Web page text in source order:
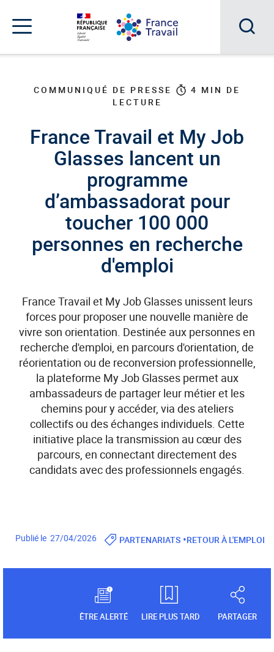
menu
contenu
pied
Menu
COMMUNIQUÉ DE PRESSE 4 MIN DE
LECTURE
France Travail et My Job
Glasses lancent un
programme
d’ambassadorat pour
toucher 100 000
personnes en recherche
d'emploi
France Travail et My Job Glasses unissent leurs
forces pour proposer une nouvelle manière de
vivre son orientation. Destinée aux personnes en
recherche d'emploi, en parcours d'orientation, de
réorientation ou de reconversion professionnelle,
la plateforme My Job Glasses permet aux
ambassadeurs de partager leur métier et les
chemins pour y accéder, via des ateliers
collectifs ou des échanges individuels. Cette
initiative place la transmission au cœur des
parcours, en connectant directement des
candidats avec des professionnels engagés.
Publié le 27/04/2026 PARTENARIATS •RETOUR À L'EMPLOI
ÊTRE ALERTÉ LIRE PLUS TARD PARTAGER